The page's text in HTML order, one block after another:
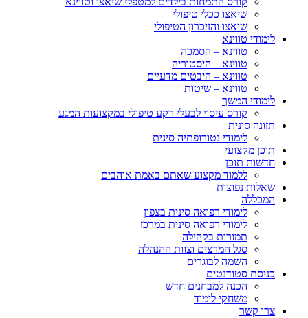
שיאצו ככלי טיפולי
שיאצו והזיכרון הטיפולי
לימודי טווינא
טווינא – הסמכה
טווינא – היסטוריה
טווינא – היבטים מדעיים
טווינא – שיטות
לימודי המשך
קורס עיסוי לבעלי רקע טיפולי במקצועות המגע
תזונה סינית
לימודי נטורופתיה סינית
תוכן מקצועי
חדשות תוכן
ללמוד מקצוע שאתם באמת אוהבים
שאלות נפוצות
המכללה
לימודי רפואה סינית בצפון
לימודי רפואה סינית במרכז
תמורות בקהילה
סגל המרצים וצוות ההנהלה
השמה לבוגרים
כניסת סטודנטים
הכנה למבחנים חדש
משחקי לימוד
צרו קשר